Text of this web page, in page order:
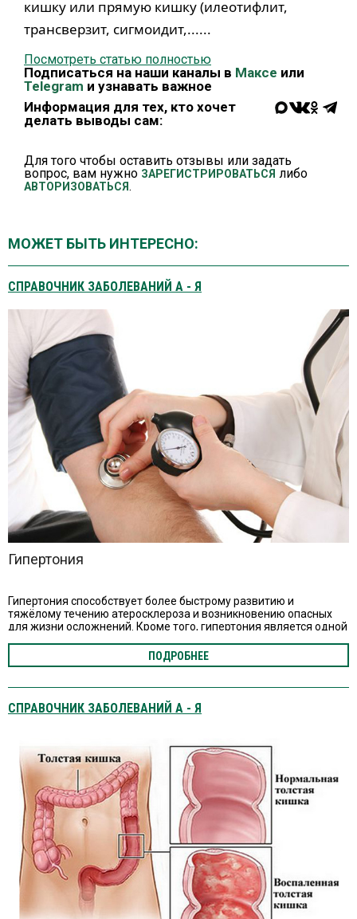
кишку или прямую кишку (илеотифлит,
трансверзит, сигмоидит,......
Посмотреть статью полностью
Подписаться на наши каналы в Максе или
Telegram и узнавать важное
Информация для тех, кто хочет
делать выводы сам:
Для того чтобы оставить отзывы или задать
вопрос, вам нужно ЗАРЕГИСТРИРОВАТЬСЯ либо
АВТОРИЗОВАТЬСЯ .
МОЖЕТ БЫТЬ ИНТЕРЕСНО:
СПРАВОЧНИК ЗАБОЛЕВАНИЙ А - Я
Гипертония
Гипертония способствует более быстрому развитию и
тяжёлому течению атеросклероза и возникновению опасных
для жизни осложнений. Кроме того, гипертония является одной
ПОДРОБНЕЕ
СПРАВОЧНИК ЗАБОЛЕВАНИЙ А - Я